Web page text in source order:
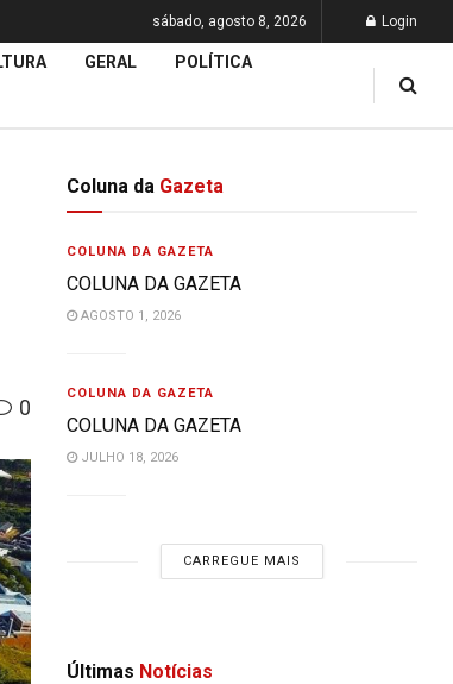
sábado, agosto 8, 2026 Login
GERAL POLÍTICA
0
Coluna da Gazeta
COLUNA DA GAZETA
COLUNA DA GAZETA
AGOSTO 1, 2026
COLUNA DA GAZETA
COLUNA DA GAZETA
JULHO 18, 2026
CARREGUE MAIS
Últimas Notícias